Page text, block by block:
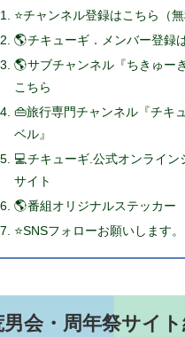
⭐チャンネル登録はこちら（無
🌎チキューギ．メンバー登録
🌎サブチャンネル『ちきゅー
こちら
👜旅行専門チャンネル『チキ
ベル』
💻チキューギ.公式オンライン
サイト
🌎番組オリジナルステッカー
⭐SNSフォローお願いします。
男会・周年祭サイ